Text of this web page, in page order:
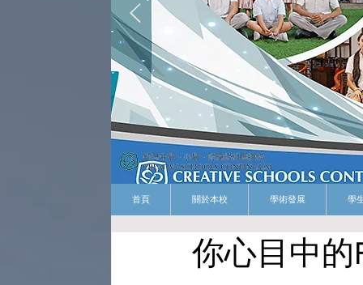
首頁 關於本校 學術發展 學
你心目中